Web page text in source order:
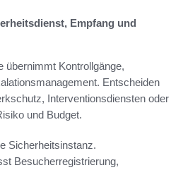
Empfang und
übernimmt Kontrollgänge,
Entscheiden
Interventionsdiensten oder
und Budget.
Sicherheitsinstanz.
Besucherregistrierung,